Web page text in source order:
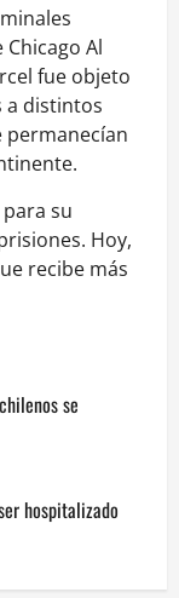
Al
fue objeto
a distintos
permanecían
su
Hoy,
recibe más
se
hospitalizado